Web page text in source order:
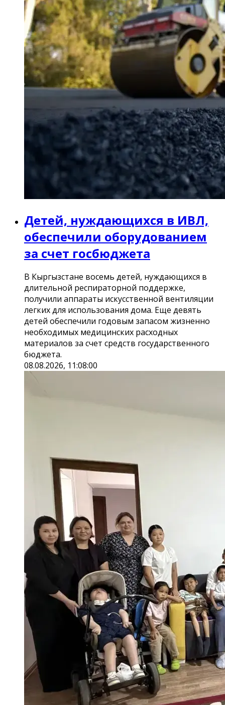
Детей, нуждающихся в ИВЛ,
обеспечили оборудованием
за счет госбюджета
В Кыргызстане восемь детей, нуждающихся в
длительной респираторной поддержке,
получили аппараты искусственной вентиляции
легких для использования дома. Еще девять
детей обеспечили годовым запасом жизненно
необходимых медицинских расходных
материалов за счет средств государственного
бюджета.
08.08.2026, 11:08:00